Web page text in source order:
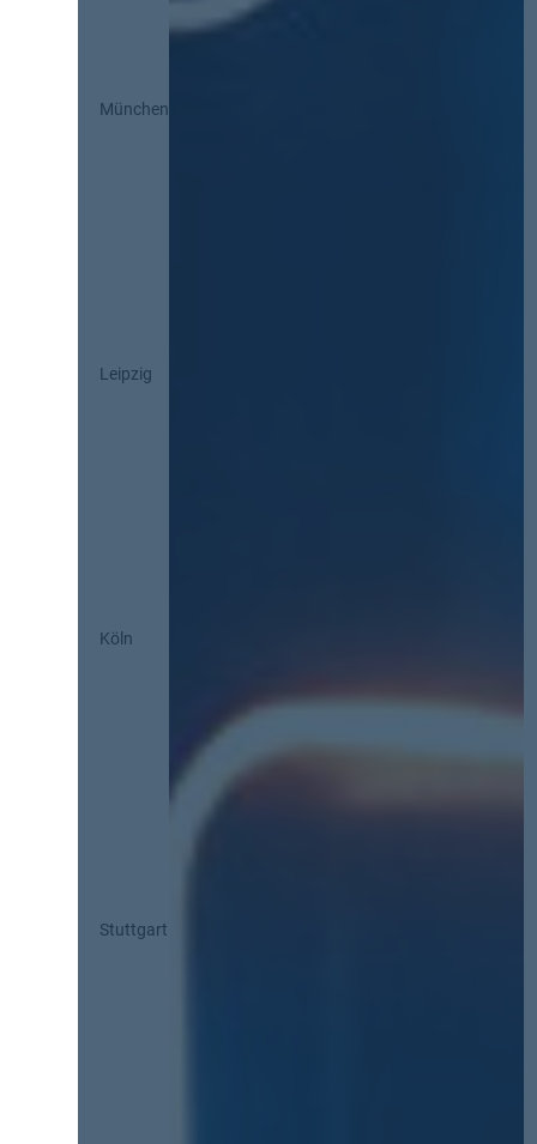
München
Leipzig
Köln
Stuttgart